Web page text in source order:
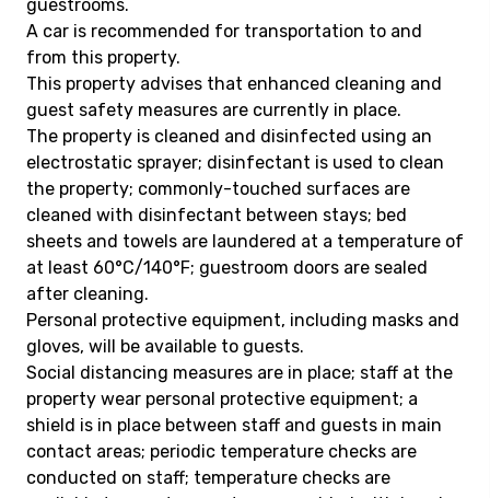
guestrooms.
A car is recommended for transportation to and
from this property.
This property advises that enhanced cleaning and
guest safety measures are currently in place.
The property is cleaned and disinfected using an
electrostatic sprayer; disinfectant is used to clean
the property; commonly-touched surfaces are
cleaned with disinfectant between stays; bed
sheets and towels are laundered at a temperature of
at least 60°C/140°F; guestroom doors are sealed
after cleaning.
Personal protective equipment, including masks and
gloves, will be available to guests.
Social distancing measures are in place; staff at the
property wear personal protective equipment; a
shield is in place between staff and guests in main
contact areas; periodic temperature checks are
conducted on staff; temperature checks are